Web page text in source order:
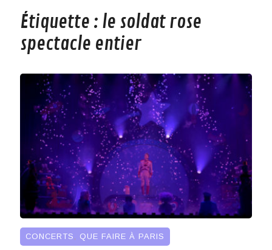
Étiquette : le soldat rose
spectacle entier
CONCERTS QUE FAIRE À PARIS